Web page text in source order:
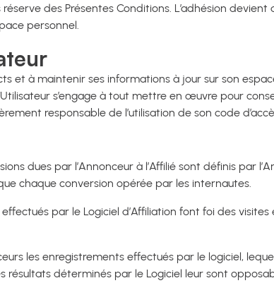
des Présentes Conditions. L’adhésion
personnel.
et à maintenir ses informations à jour sur son
s’engage à tout mettre en œuvre pour
responsable de l’utilisation de son code
dues par l’Annonceur à l’Affilié sont définis par
chaque conversion opérée par les internautes.
par le Logiciel d’Affiliation font foi des
les enregistrements effectués par le logiciel,
résultats déterminés par le Logiciel leur sont